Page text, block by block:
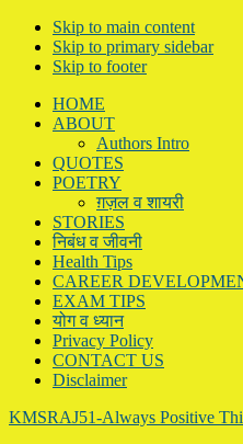
Skip to main content
Skip to primary sidebar
Skip to footer
HOME
ABOUT
Authors Intro
QUOTES
POETRY
ग़ज़ल व शायरी
STORIES
निबंध व जीवनी
Health Tips
CAREER
EXAM TIPS
योग व ध्यान
Privacy Policy
CONTACT US
Disclaimer
KMSRAJ51-Always Positive